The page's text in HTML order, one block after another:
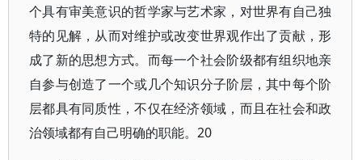
个具有审美意识的哲学家与艺术家，对世界有自己独
特的见解，从而对维护或改变世界观作出了贡献，形
成了新的思想方式。而每一个社会阶级都有组织地亲
自参与创造了一个或几个知识分子阶层，其中每个阶
层都具有同质性，不仅在经济领域，而且在社会和政
治领域都有自己明确的职能。20